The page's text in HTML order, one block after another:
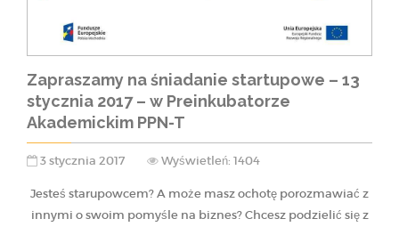
Zapraszamy na śniadanie startupowe – 13
stycznia 2017 – w Preinkubatorze
Akademickim PPN-T
3 stycznia 2017 Wyświetleń: 1404
Jesteś starupowcem? A może masz ochotę porozmawiać z
innymi o swoim pomyśle na biznes? Chcesz podzielić się z